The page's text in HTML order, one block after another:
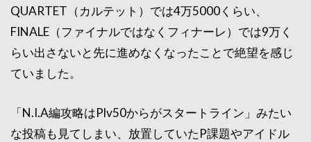
QUARTET（カルテット）では4万5000くらい、
FINALE（ファイナルではなくフィナーレ）では9万く
らい出さないと先に進めなくなったことで絶望を感じ
ていました。
「N.I.A編攻略はPlv50からがスタートライン」みたい
な投稿も見てしまい、放置していたP課題やアイドル